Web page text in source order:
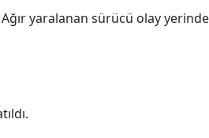
Ağır yaralanan sürücü olay